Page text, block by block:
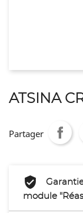
ATSINA
Partager
module